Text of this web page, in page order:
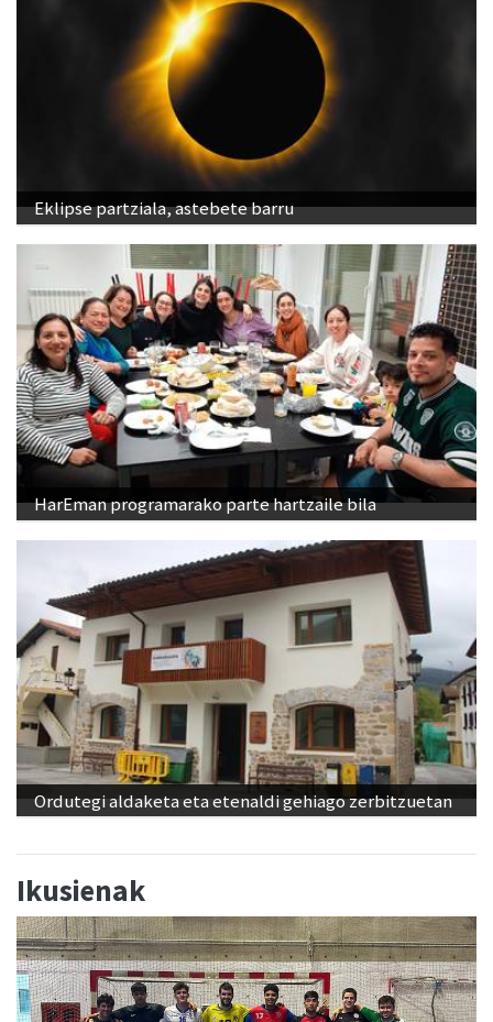
Eklipse partziala, astebete barru
HarEman programarako parte hartzaile bila
Ordutegi aldaketa eta etenaldi gehiago zerbitzuetan
Ikusienak